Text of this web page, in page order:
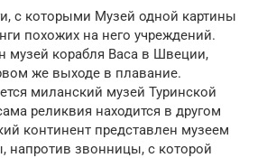
с которыми Музей одной картины
похожих на него учреждений.
музей корабля Васа в Швеции,
же выходе в плавание.
миланский музей Туринской
реликвия находится в другом
континент представлен музеем
напротив звонницы, с которой